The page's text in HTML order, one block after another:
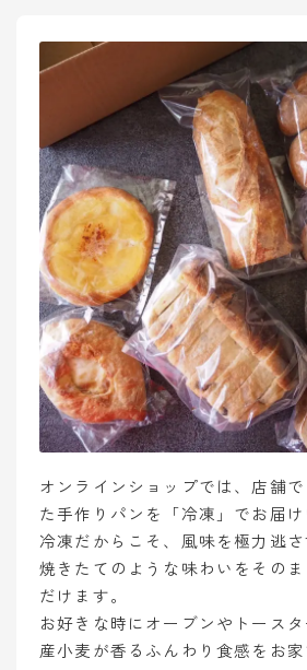
オンラインショップでは、店舗
た手作りパンを「冷凍」でお届け
冷凍だからこそ、風味を極力逃
焼きたてのような味わいをその
だけます。
お好きな時にオーブンやトース
産小麦が香るふんわり食感をお家